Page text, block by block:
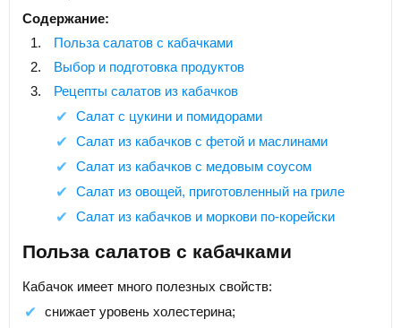
Содержание:
Польза салатов с кабачками
Выбор и подготовка продуктов
Рецепты салатов из кабачков
Салат с цукини и помидорами
Салат из кабачков с фетой и маслинами
Салат из кабачков с медовым соусом
Салат из овощей, приготовленный на гриле
Салат из кабачков и моркови по-корейски
Польза салатов с кабачками
Кабачок имеет много полезных свойств:
снижает уровень холестерина;